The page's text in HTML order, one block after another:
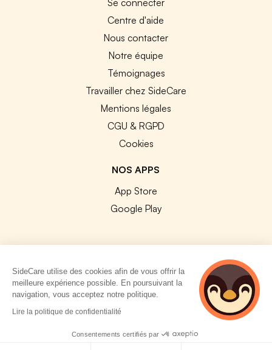
Centre d'aide
Nous contacter
Notre équipe
Témoignages
Travailler chez SideCare
Mentions légales
CGU & RGPD
Cookies
NOS APPS
App Store
Google Play
© 2026 SideCare. Tous droits réservés.
SideCare utilise des cookies afin de vous offrir la
meilleure expérience possible. En poursuivant la
navigation, vous acceptez notre politique.
Lire la politique de confidentialité
Consentements certifiés par
4 personnes
consultent
actuellement cette